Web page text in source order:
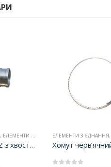
, ЕЛЕМЕНТИ З'ЄДНАНЬ
З’єднання STORZ з хвостом під шланг
ЕЛЕМЕНТИ З'ЄДНАННЯ,